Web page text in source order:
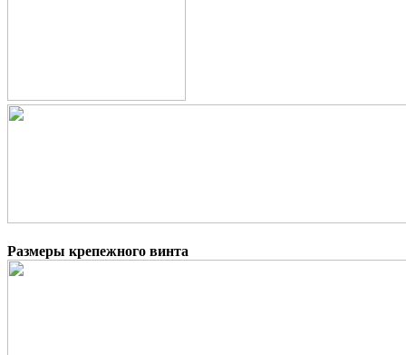
Размеры крепежного винта